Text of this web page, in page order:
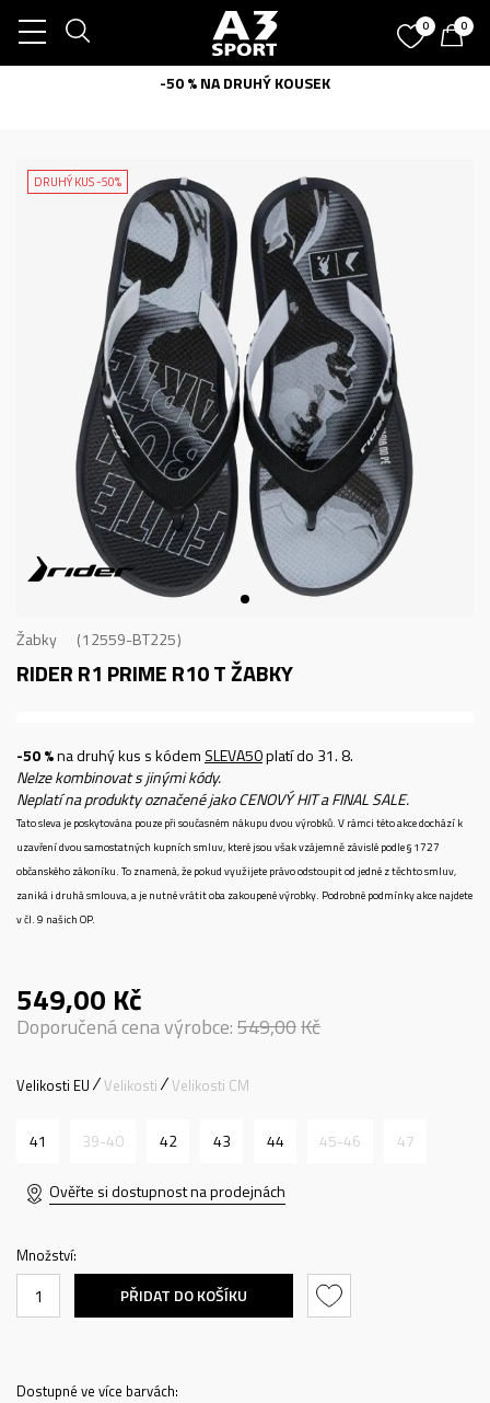
0 0
-50 % NA DRUHÝ KOUSEK
DRUHÝ KUS -50%
Žabky 12559-BT225
RIDER R1 PRIME R10 TŽABKY
-50 %na druhý kus s kódem SLEVA50platí do 31. 8.
Nelze kombinovat s jinými kódy.
Neplatí na produkty označené jako CENOVÝ HIT a FINAL SALE.
Tato sleva je poskytována pouze při současném nákupu dvou výrobků. V rámci této akce dochází k
uzavření dvou samostatných kupních smluv, které jsou však vzájemně závislé podle § 1727
občanského zákoníku. To znamená, že pokud využijete právo odstoupit od jedné z těchto smluv,
zaniká i druhá smlouva, a je nutné vrátit oba zakoupené výrobky. Podrobné podmínky akce najdete
v čl. 9 našich OP.
549,00 Kč
Doporučená cena výrobce:549,00Kč
Velikosti EU Velikosti Velikosti CM
41 39-40 42 43 44 45-46 47
Ověřte si dostupnost na prodejnách
Množství:
PŘIDAT DO KOŠÍKU
Dostupné ve více barvách: